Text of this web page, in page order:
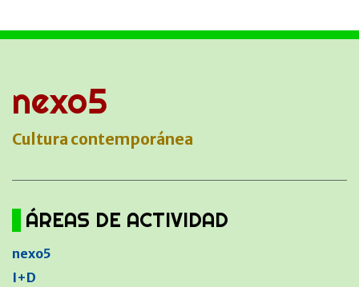
nexo5
Cultura contemporánea
ÁREAS DE ACTIVIDAD
nexo5
I+D